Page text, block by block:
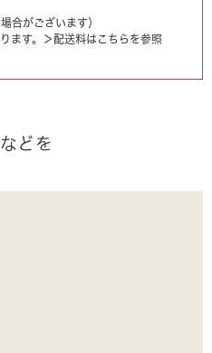
合がございます）
ます。
＞配送料はこちらを参照
どを